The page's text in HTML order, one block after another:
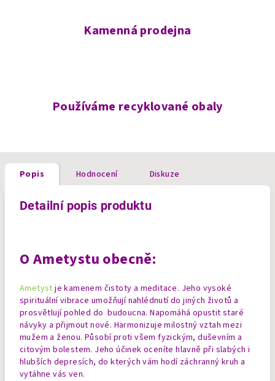
Kamenná prodejna
Používáme recyklované obaly
Popis Hodnocení Diskuze
Detailní popis produktu
O Ametystu obecně:
Ametystje kamenem čistoty a meditace. Jeho vysoké
spirituální vibrace umožňují nahlédnutí do jiných životů a
prosvětlují pohled do budoucna. Napomáhá opustit staré
návyky a přijmout nové. Harmonizuje milostný vztah mezi
mužem a ženou. Působí proti všem fyzickým, duševním a
citovým bolestem. Jeho účinek oceníte hlavně při slabých i
hlubších depresích, do kterých vám hodí záchranný kruh a
vytáhne vás ven.